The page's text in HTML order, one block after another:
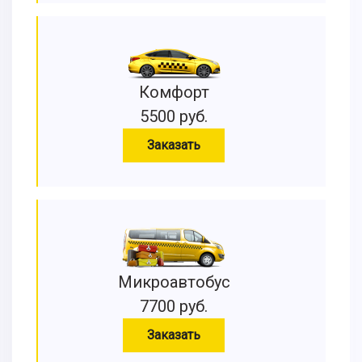
Комфорт
5500 руб.
Заказать
Микроавтобус
7700 руб.
Заказать